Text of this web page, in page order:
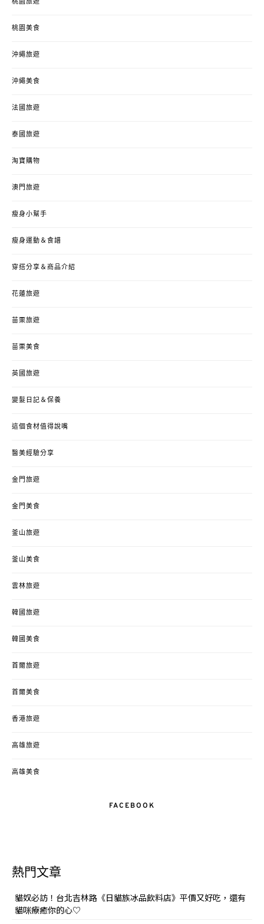
桃園旅遊
桃園美食
沖繩旅遊
沖繩美食
法國旅遊
泰國旅遊
淘寶購物
澳門旅遊
瘦身小幫手
瘦身運動＆食譜
穿搭分享＆商品介紹
花蓮旅遊
苗栗旅遊
苗栗美食
英國旅遊
變髮日記＆保養
這個食材值得說嘴
醫美經驗分享
金門旅遊
金門美食
釜山旅遊
釜山美食
雲林旅遊
韓國旅遊
韓國美食
首爾旅遊
首爾美食
香港旅遊
高雄旅遊
高雄美食
FACEBOOK
熱門文章
貓奴必訪！台北吉林路《日貓族冰品飲料店》平價又好吃，還有
貓咪療癒你的心♡